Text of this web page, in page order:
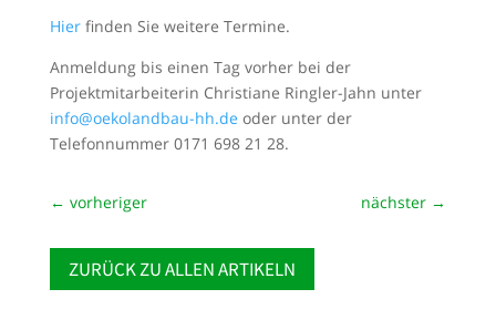
Hierfinden Sie weitere Termine.
Anmeldung bis einen Tag vorher bei der
Projektmitarbeiterin Christiane Ringler-Jahn unter
info@oekolandbau-hh.de oder unter der
Telefonnummer 0171 698 21 28.
← vorheriger nächster →
ZURÜCK ZU ALLEN ARTIKELN